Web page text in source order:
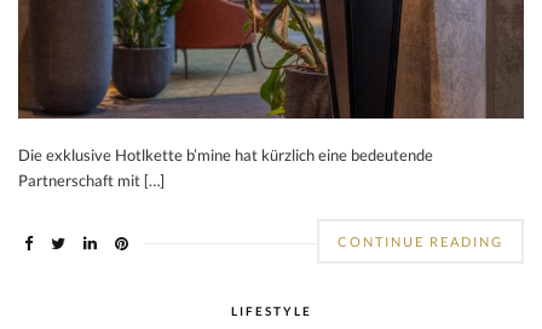
Die exklusive Hotlkette b’mine hat kürzlich eine bedeutende
Partnerschaft mit […]
CONTINUE READING
LIFESTYLE